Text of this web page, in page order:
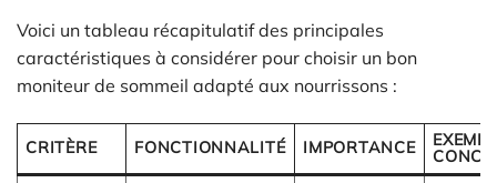
Voici un tableau récapitulatif des principales
caractéristiques à considérer pour choisir un bon
moniteur de sommeil adapté aux nourrissons :
CRITÈRE FONCTIONNALITÉ IMPORTANCE